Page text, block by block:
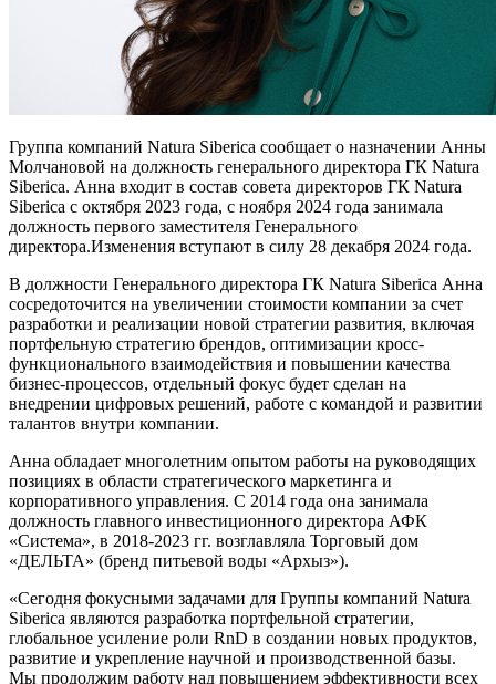
Группа компаний Natura Siberica сообщает о назначении Анны
Молчановой на должность генерального директора ГК Natura
Siberica. Анна входит в состав совета директоров ГК Natura
Siberica с октября 2023 года, с ноября 2024 года занимала
должность первого заместителя Генерального
директора.Изменения вступают в силу 28 декабря 2024 года.
В должности Генерального директора ГК Natura Siberica Анна
сосредоточится на увеличении стоимости компании за счет
разработки и реализации новой стратегии развития, включая
портфельную стратегию брендов, оптимизации кросс-
функционального взаимодействия и повышении качества
бизнес-процессов, отдельный фокус будет сделан на
внедрении цифровых решений, работе с командой и развитии
талантов внутри компании.
Анна обладает многолетним опытом работы на руководящих
позициях в области стратегического маркетинга и
корпоративного управления. С 2014 года она занимала
должность главного инвестиционного директора АФК
«Система», в 2018-2023 гг. возглавляла Торговый дом
«ДЕЛЬТА» (бренд питьевой воды «Архыз»).
«Сегодня фокусными задачами для Группы компаний Natura
Siberica являются разработка портфельной стратегии,
глобальное усиление роли RnD в создании новых продуктов,
развитие и укрепление научной и производственной базы.
Мы продолжим работу над повышением эффективности всех